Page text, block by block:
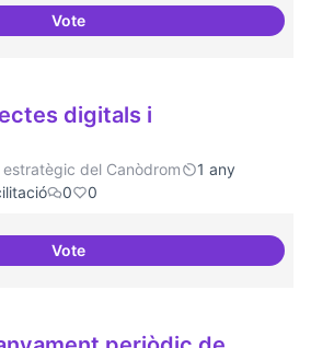
VoteConsolidació d'eixos clau
digitals i
del Canòdrom
1 any
0 0
VoteSuport a projectes digitals i